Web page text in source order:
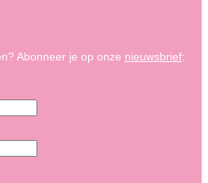
Abonneer je op onze nieuwsbrief: